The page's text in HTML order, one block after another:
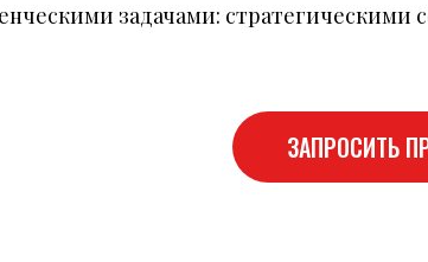
задачами: стратегическими
ЗАПРОСИТЬ